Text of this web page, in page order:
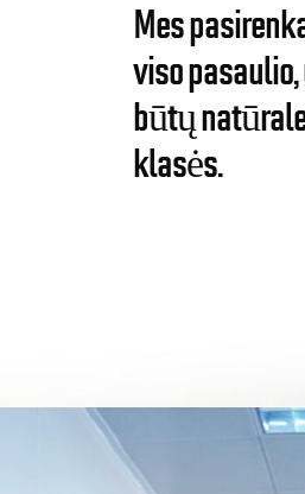
Mes
viso
būtų
klasės.